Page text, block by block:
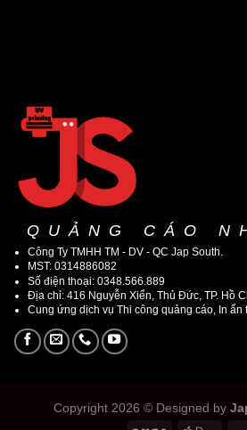
QUẢNG CÁO
Công Ty TMHH TM - DV - QC Jap South.
MST: 0314886082
Số điện thoại: 0348.566.889
Địa chỉ: 416 Nguyễn Xiển, Thủ Đức, TP. Hồ
Cung ứng dịch vụ Thi công quảng cáo, In ấn
Copyright 2026 © Designed by